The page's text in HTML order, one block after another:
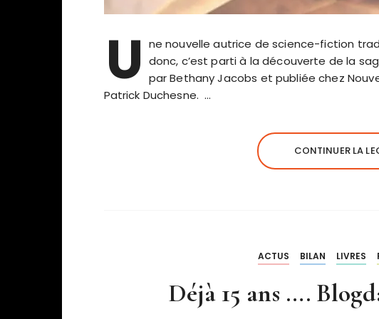
U ne nouvelle autrice de science-fiction
donc, c’est parti à la découverte de la
par Bethany Jacobs et publiée chez
Patrick Duchesne. …
CONTINUER LA
ACTUS BILAN LIVRES
Déjà 15 ans ….